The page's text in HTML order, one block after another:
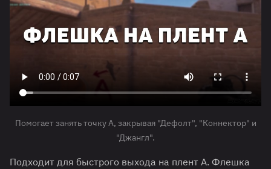
Помогает занять точку A, закрывая "Дефолт", "Коннектор" и
"Джангл".
Подходит для быстрого выхода на плент A. Флешка